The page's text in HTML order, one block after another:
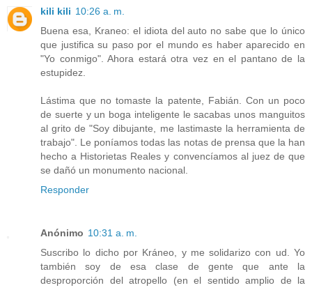
kili kili 10:26 a. m.
Buena esa, Kraneo: el idiota del auto no sabe que lo único
que justifica su paso por el mundo es haber aparecido en
"Yo conmigo". Ahora estará otra vez en el pantano de la
estupidez.
Lástima que no tomaste la patente, Fabián. Con un poco
de suerte y un boga inteligente le sacabas unos manguitos
al grito de "Soy dibujante, me lastimaste la herramienta de
trabajo". Le poníamos todas las notas de prensa que la han
hecho a Historietas Reales y convencíamos al juez de que
se dañó un monumento nacional.
Responder
Anónimo 10:31 a. m.
Suscribo lo dicho por Kráneo, y me solidarizo con ud. Yo
también soy de esa clase de gente que ante la
desproporción del atropello (en el sentido amplio de la